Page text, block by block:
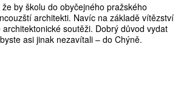
by školu do obyčejného pražského
architekti. Navíc na základě vítězství
soutěži. Dobrý důvod vydat
asi jinak nezavítali – do Chýně.